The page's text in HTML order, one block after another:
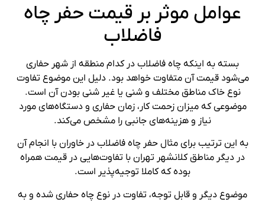
عوامل موثر بر قیمت حفر چاه
فاضلاب
بسته به اینکه چاه فاضلاب در کدام منطقه از شهر حفاری
می‌شود قیمت آن متفاوت خواهد بود. دلیل این موضوع تفاوت
نوع خاک مناطق مختلف و شنی یا غیر شنی بودن‌ آن است.
موضوعی که میزان زحمت کار، زمان حفاری و دستگاه‌های مورد
نیاز و هزینه‌های جانبی را مشخص می‌کند.
به این ترتیب برای مثال حفر چاه فاضلاب در خاوران با انجام آن
در دیگر مناطق کلانشهر تهران با تفاوت‌هایی در قیمت همراه
بوده که کاملا توجیه‌پذیر است.
موضوع دیگر و قابل توجه، تفاوت در نوع چاه حفاری شده و به